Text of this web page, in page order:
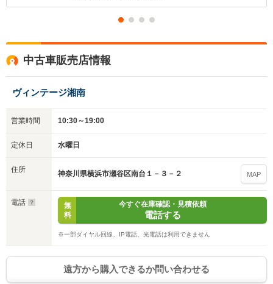
中古車販売店情報
ヴィンテージ湘南
営業時間 10:30～19:00
定休日 水曜日
住所 神奈川県横浜市瀬谷区南台１－３－２ MAP
電話
無
料
今すぐ在庫確認・見積依頼
電話する
※一部ダイヤル回線、IP電話、光電話は利用できません
遠方から購入できるか問い合わせる